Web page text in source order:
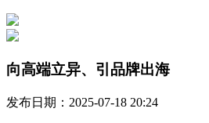
向高端立异、引品牌出海
发布日期：2025-07-18 20:24